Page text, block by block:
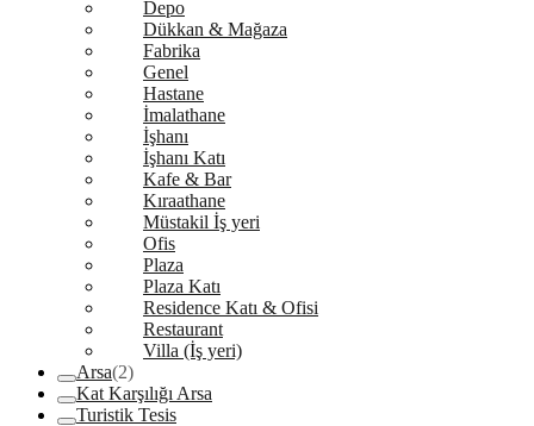
Depo
Dükkan & Mağaza
Fabrika
Genel
Hastane
İmalathane
İşhanı
İşhanı Katı
Kafe & Bar
Kıraathane
Müstakil İş yeri
Ofis
Plaza
Plaza Katı
Residence Katı & Ofisi
Restaurant
Villa (İş yeri)
Arsa(2)
Kat Karşılığı Arsa
Turistik Tesis